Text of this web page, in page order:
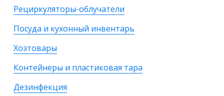
Рециркуляторы-облучатели
Посуда и кухонный инвентарь
Хозтовары
Контейнеры и пластиковая тара
Дезинфекция